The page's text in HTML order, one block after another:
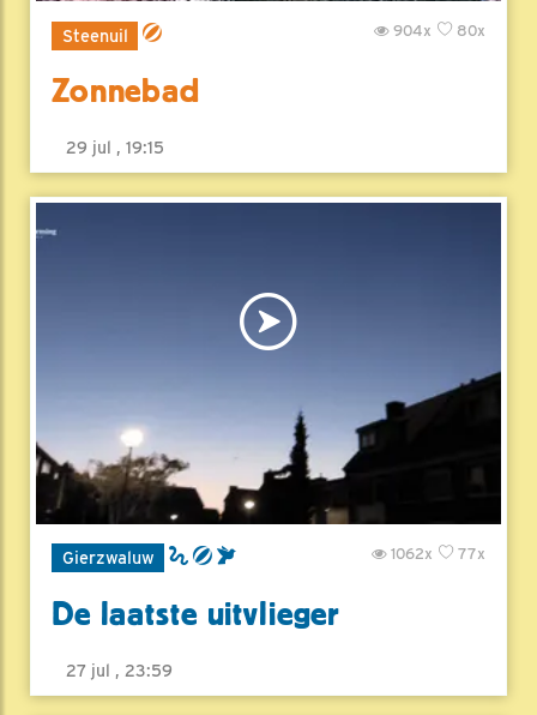
Steenuil 80x
904x
Zonnebad
29 jul , 19:15
Gierzwaluw 77x
1062x
De laatste uitvlieger
27 jul , 23:59